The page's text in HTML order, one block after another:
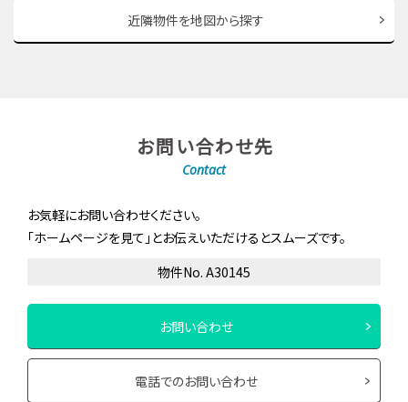
近隣物件を地図から探す
お問い合わせ先
Contact
お気軽にお問い合わせください。
「ホームページを見て」とお伝えいただけるとスムーズです。
物件No. A30145
お問い合わせ
電話でのお問い合わせ